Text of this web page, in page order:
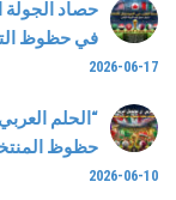
في حظوظ
2026-06-17
“الحلم
حظوظ
2026-06-10